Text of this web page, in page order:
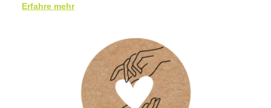
Erfahre mehr